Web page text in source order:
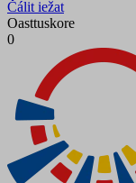
Čálit iežat
Oasttuskore
0